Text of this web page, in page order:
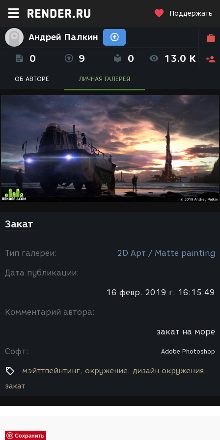
Поддержать
Андрей Палкин
0 9 0 13.0 K
ОБ АВТОРЕ ЛИЧНАЯ ГАЛЕРЕЯ
Закат
Тип галереи: 2D Арт / Мatte painting
Дата публикации:
16 февр. 2019 г. 16:15:49
Комментарий автора:
закат на море
Софт: Adobe Photoshop
мэйттпейнтинг окружение
дизайн окружения
закат
Сохранить